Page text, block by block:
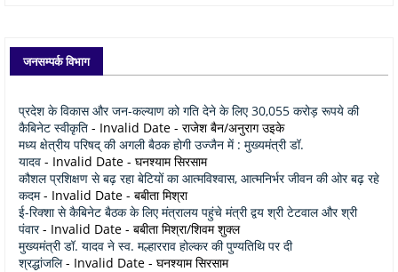
जनसम्पर्क विभाग
प्रदेश के विकास और जन-कल्याण को गति देने के लिए 30,055 करोड़ रूपये की
कैबिनेट स्वीकृति - Invalid Date - राजेश बैन/अनुराग उइके
मध्य क्षेत्रीय परिषद् की अगली बैठक होगी उज्जैन में : मुख्यमंत्री डॉ.
यादव - Invalid Date - घनश्याम सिरसाम
कौशल प्रशिक्षण से बढ़ रहा बेटियों का आत्मविश्वास, आत्मनिर्भर जीवन की ओर बढ़ रहे
कदम- Invalid Date - बबीता मिश्रा
ई-रिक्शा से कैबिनेट बैठक के लिए मंत्रालय पहुंचे मंत्री द्वय श्री टेटवाल और श्री
पंवार- Invalid Date - बबीता मिश्रा/शिवम शुक्ल
मुख्यमंत्री डॉ. यादव ने स्व. मल्हारराव होल्कर की पुण्यतिथि पर दी
श्रद्धांजलि- Invalid Date - घनश्याम सिरसाम